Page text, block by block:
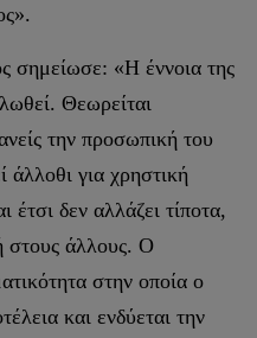
σημείωσε: «Η έννοια της
Θεωρείται
την προσωπική του
άλλοθι για χρηστική
δεν αλλάζει τίποτα,
στους άλλους. Ο
στην οποία ο
και ενδύεται την